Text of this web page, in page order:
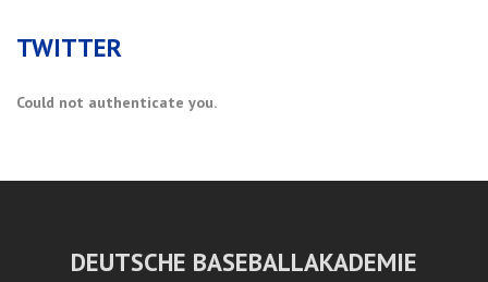
TWITTER
Could not authenticate you.
DEUTSCHE BASEBALLAKADEMIE